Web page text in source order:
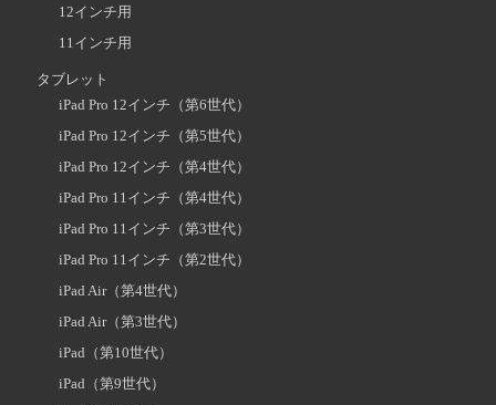
12インチ用
11インチ用
タブレット
iPad Pro 12インチ（第6世代）
iPad Pro 12インチ（第5世代）
iPad Pro 12インチ（第4世代）
iPad Pro 11インチ（第4世代）
iPad Pro 11インチ（第3世代）
iPad Pro 11インチ（第2世代）
iPad Air（第4世代）
iPad Air（第3世代）
iPad（第10世代）
iPad（第9世代）